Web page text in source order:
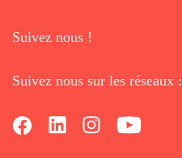
Suivez nous !
Suivez nous sur les réseaux :